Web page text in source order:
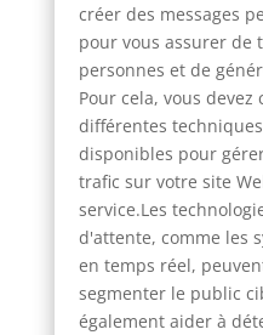
créer des messages
pour vous assurer de
personnes et de
Pour cela, vous
différentes
disponibles pour
trafic sur votre site
service.Les
d'attente, comme les
en temps réel,
segmenter le public
également aider à